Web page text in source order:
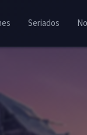
Seriados